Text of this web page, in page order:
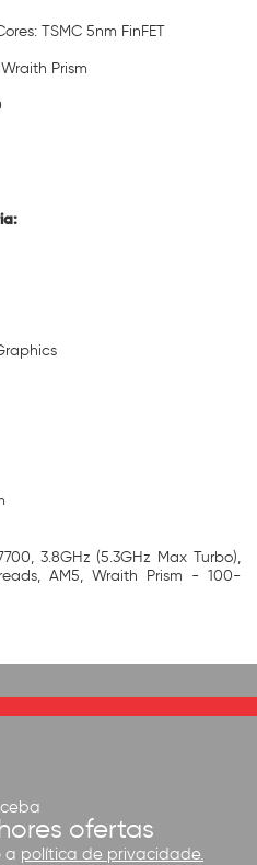
TSMC 5nm FinFET
Prism
3.8GHz (5.3GHz Max Turbo),
AM5, Wraith Prism - 100-
ofertas
a política de privacidade.